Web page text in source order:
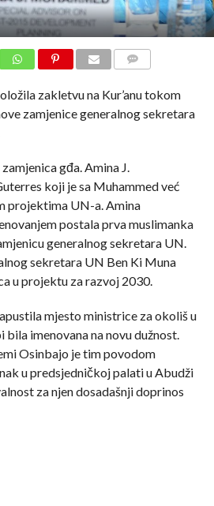
zakletvu na Kur’anu tokom
zamjenice generalnog sekretara
gđa. Amina J.
koji je sa Muhammed već
projektima UN-a. Amina
postala prva muslimanka
generalnog sekretara UN.
sekretara UN Ben Ki Muna
u projektu za razvoj 2030.
mjesto ministrice za okoliš u
imenovana na novu dužnost.
Osinbajo je tim povodom
u predsjedničkoj palati u Abudži
za njen dosadašnji doprinos